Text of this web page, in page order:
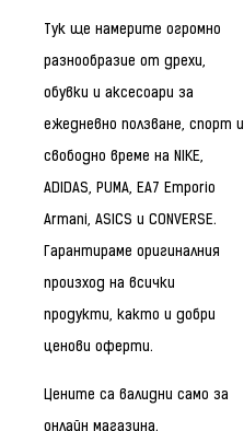
Тук ще намерите огромно
разнообразие от дрехи,
обувки и аксесоари за
ежедневно ползване, спорт и
свободно време на NIKE,
ADIDAS, PUMA, EA7 Emporio
Armani, ASICS и CONVERSE.
Гарантираме оригиналния
произход на всички
продукти, както и добри
ценови оферти.
Цените са валидни само за
онлайн магазина.